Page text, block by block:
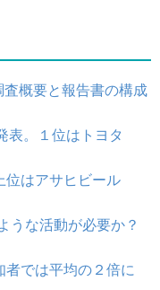
概要と報告書の構成
表。１位はトヨタ
位はアサヒビール
うな活動が必要か？
では平均の２倍に